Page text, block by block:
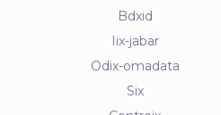
Bdxid
Iix-jabar
Odix-omadata
Six